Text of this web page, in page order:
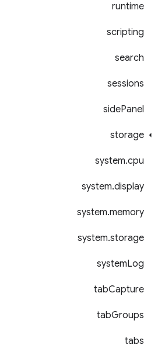
runtime
scripting
search
sessions
sidePanel
storage
system.cpu
system.display
system.memory
system.storage
systemLog
tabCapture
tabGroups
tabs